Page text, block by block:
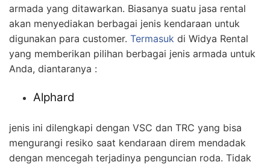
armada yang ditawarkan. Biasanya suatu jasa rental
akan menyediakan berbagai jenis kendaraan untuk
digunakan para customer. Termasuk di Widya Rental
yang memberikan pilihan berbagai jenis armada untuk
Anda, diantaranya :
Alphard
jenis ini dilengkapi dengan VSC dan TRC yang bisa
mengurangi resiko saat kendaraan direm mendadak
dengan mencegah terjadinya penguncian roda. Tidak